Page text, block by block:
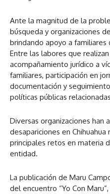
Ante la magnitud de la
búsqueda y organizaciones
brindando apoyo a familiares
Entre las labores que
acompañamiento jurídico a
familiares, participación en
documentación y
políticas públicas
Diversas organizaciones han
desapariciones en
principales retos en materia
entidad.
La publicación de Maru
del encuentro “Yo Con